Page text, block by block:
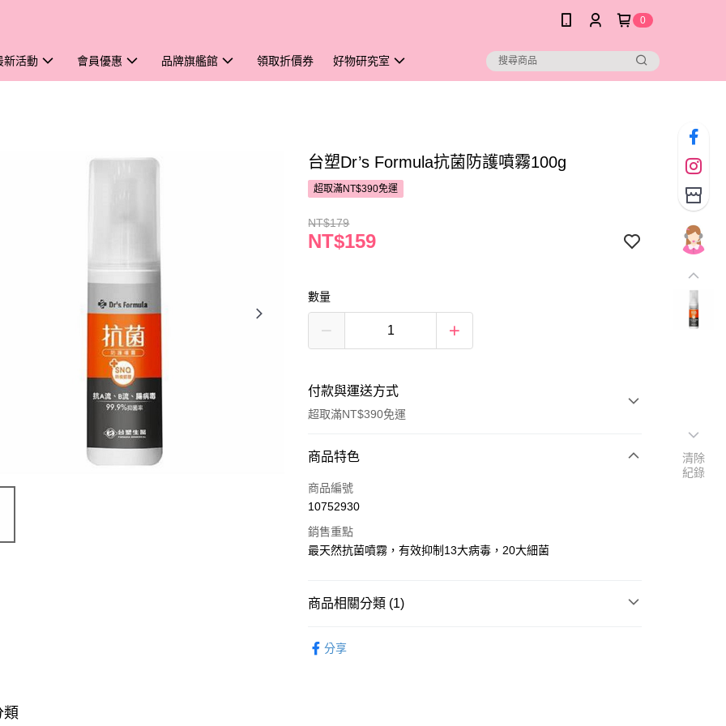
0
新活動 會員優惠 品牌旗艦館 領取折價券 好物研究室
台塑Dr’s Formula抗菌防護噴霧100g
超取滿NT$390免運
NT$179
NT$159
數量
付款與運送方式
超取滿NT$390免運
付款方式
POYA支付
超商取貨付款
Apple Pay
商品特色
商品編號
10752930
銷售重點
最天然抗菌噴霧，有效抑制13大病毒，20大細菌
商品相關分類 (1)
分享
類
清除
紀錄